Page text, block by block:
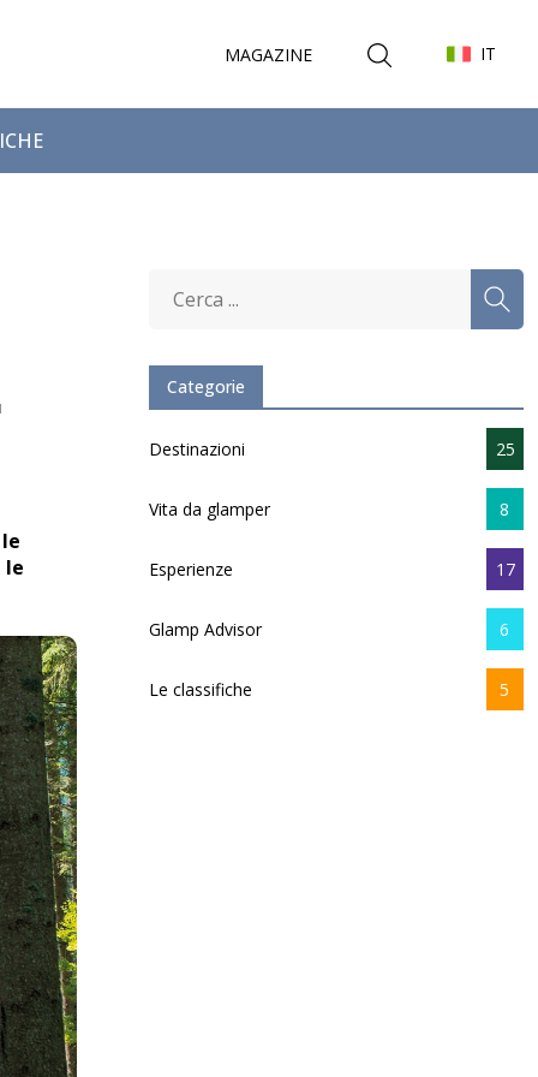
MAGAZINE IT
le
Categorie
Destinazioni 25
Vita da glamper 8
Esperienze 17
Glamp Advisor 6
Le classifiche 5